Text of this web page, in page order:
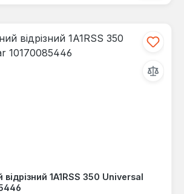
1A1RSS 350 Universal